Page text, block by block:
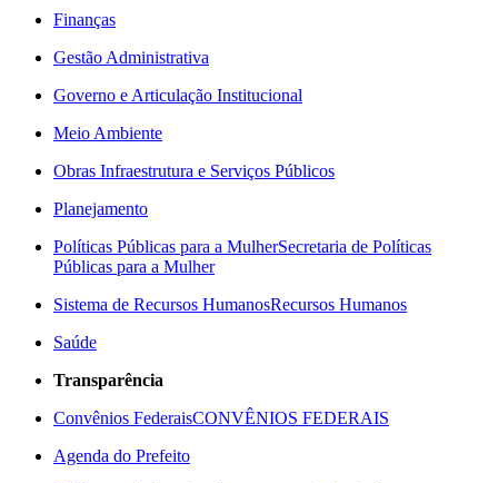
Finanças
Gestão Administrativa
Governo e Articulação Institucional
Meio Ambiente
Obras Infraestrutura e Serviços Públicos
Planejamento
Políticas Públicas para a MulherSecretaria de Políticas
Públicas para a Mulher
Sistema de Recursos HumanosRecursos Humanos
Saúde
Transparência
Convênios FederaisCONVÊNIOS FEDERAIS
Agenda do Prefeito